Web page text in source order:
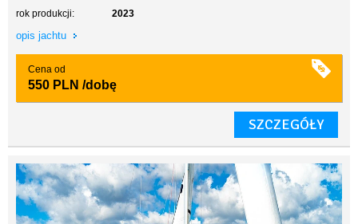
rok produkcji:
2023
opis jachtu
Cena od
550 PLN /dobę
SZCZEGÓŁY